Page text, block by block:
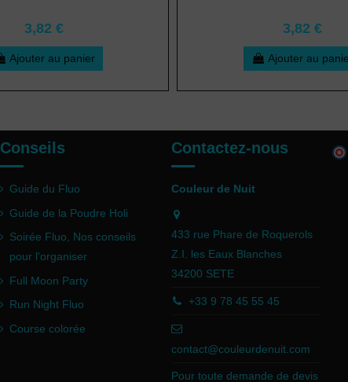
3,82 €
Ajouter au panier
3,82 €
Ajouter au
Conseils
Guide du Fluo
Guide de la Poudre Holi
Soirée Fluo, Nos conseils
pour l'organiser
Full Moon Party
Run Night Fluo
Course colorée
Contactez-nous
Couleur de Nuit
433 rue Phare de Roquerols
Z.I. les Eaux Blanches
34200 SETE
+33 9 78 45 55 45
contact@couleurdenuit.com
Pour toute demande de devis